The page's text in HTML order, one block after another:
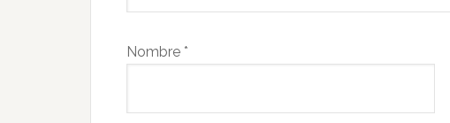
Nombre *